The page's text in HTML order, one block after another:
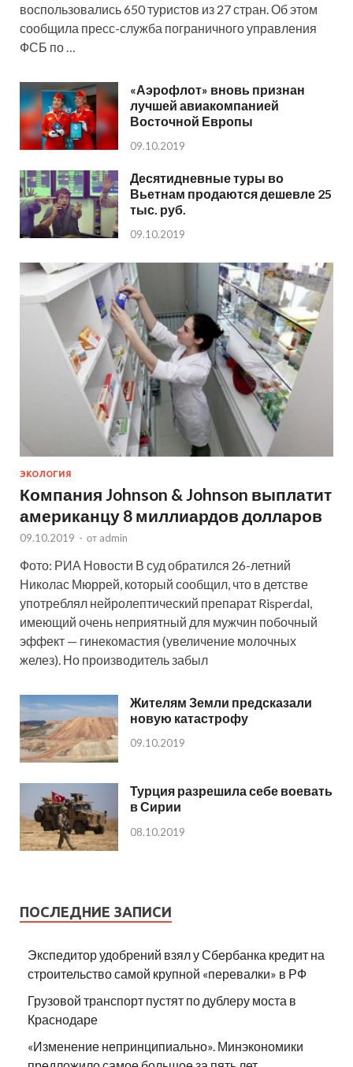
воспользовались 650 туристов из 27 стран. Об этом
сообщила пресс-служба пограничного управления
ФСБ по …
«Аэрофлот» вновь признан
лучшей авиакомпанией
Восточной Европы
09.10.2019
Десятидневные туры во
Вьетнам продаются дешевле 25
тыс. руб.
09.10.2019
ЭКОЛОГИЯ
Компания Johnson & Johnson выплатит
американцу 8 миллиардов долларов
09.10.2019 - от admin
Фото: РИА Новости В суд обратился 26-летний
Николас Мюррей, который сообщил, что в детстве
употреблял нейролептический препарат Risperdal,
имеющий очень неприятный для мужчин побочный
эффект — гинекомастия (увеличение молочных
желез). Но производитель забыл
Жителям Земли предсказали
новую катастрофу
09.10.2019
Турция разрешила себе воевать
в Сирии
08.10.2019
ПОСЛЕДНИЕ ЗАПИСИ
Экспедитор удобрений взял у Сбербанка кредит на
строительство самой крупной «перевалки» в РФ
Грузовой транспорт пустят по дублеру моста в
Краснодаре
«Изменение непринципиально». Минэкономики